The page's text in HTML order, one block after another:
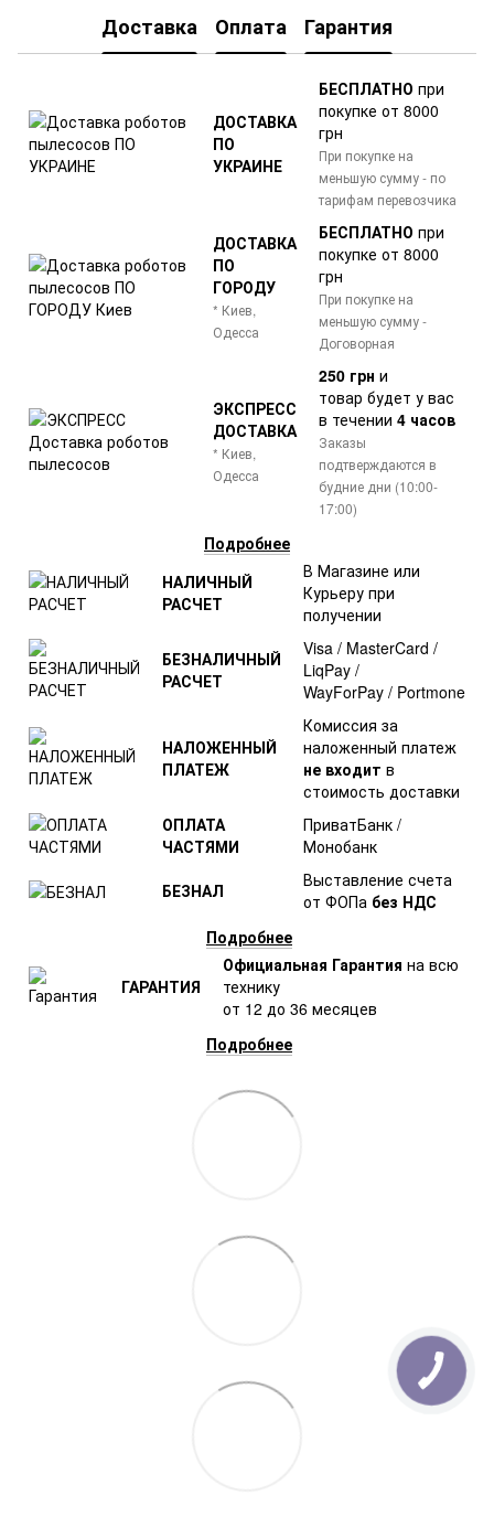
Доставка Оплата Гарантия
ДОСТАВКА
ПО
УКРАИНЕ
БЕСПЛАТНО при
покупке от 8000
грн
При покупке на
меньшую сумму - по
тарифам перевозчика
ДОСТАВКА
ПО
ГОРОДУ
* Киев,
Одесса
БЕСПЛАТНО при
покупке от 8000
грн
При покупке на
меньшую сумму -
Договорная
ЭКСПРЕСС
ДОСТАВКА
* Киев,
Одесса
250 грн и
товар будет у вас
в течении 4 часов
Заказы
подтверждаются в
будние дни (10:00-
17:00)
Подробнее
НАЛИЧНЫЙ
РАСЧЕТ
В Магазине или
Курьеру при
получении
БЕЗНАЛИЧНЫЙ
РАСЧЕТ
Visa / MasterCard /
LiqPay /
WayForPay / Portmone
НАЛОЖЕННЫЙ
ПЛАТЕЖ
Комиссия за
наложенный платеж
не входит в
стоимость доставки
ОПЛАТА
ЧАСТЯМИ
ПриватБанк /
Монобанк
БЕЗНАЛ
Выставление счета
от ФОПа без НДС
Подробнее
ГАРАНТИЯ
Официальная Гарантия на всю
технику
от 12 до 36 месяцев
Подробнее